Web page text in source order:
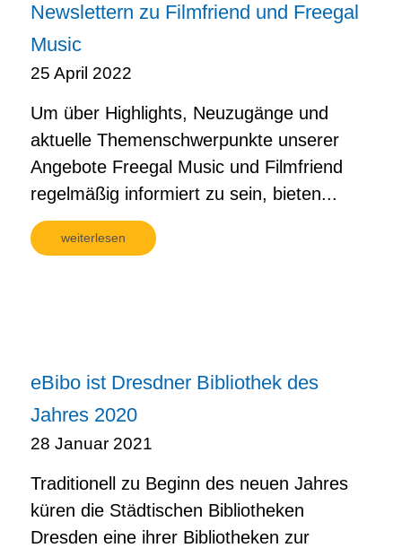
Newslettern zu Filmfriend und Freegal
Music
25 April 2022
Um über Highlights, Neuzugänge und
aktuelle Themenschwerpunkte unserer
Angebote Freegal Music und Filmfriend
regelmäßig informiert zu sein, bieten...
weiterlesen
eBibo ist Dresdner Bibliothek des
Jahres 2020
28 Januar 2021
Traditionell zu Beginn des neuen Jahres
küren die Städtischen Bibliotheken
Dresden eine ihrer Bibliotheken zur